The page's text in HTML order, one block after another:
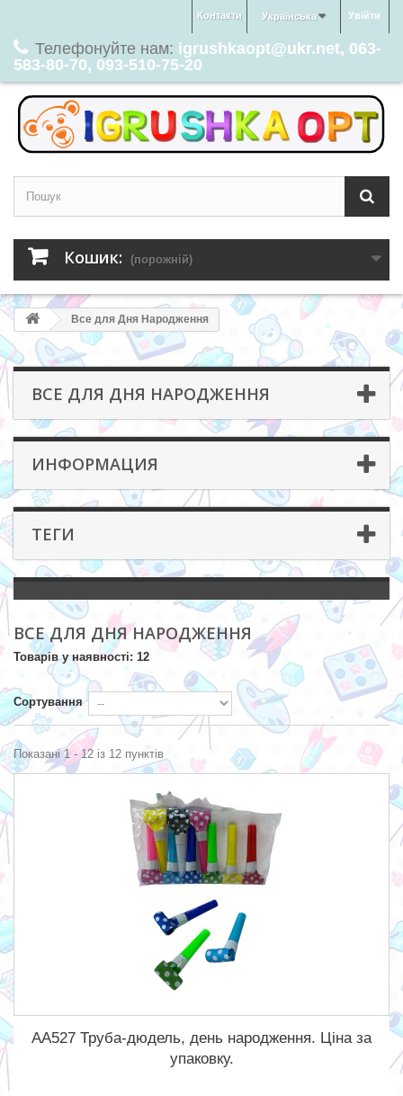
Увійти
Українська
Контакти
Телефонуйте нам: igrushkaopt@ukr.net, 063-
583-80-70, 093-510-75-20
Кошик: (порожній)
Все для Дня Народження
ВСЕ ДЛЯ ДНЯ НАРОДЖЕННЯ
ИНФОРМАЦИЯ
ТЕГИ
ВСЕ ДЛЯ ДНЯ НАРОДЖЕННЯ
Товарів у наявності: 12
Сортування
Показані 1 - 12 із 12 пунктів
АА527 Труба-дюдель, день народження. Ціна за
упаковку.